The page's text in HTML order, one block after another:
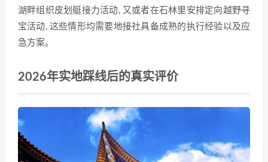
湖畔组织皮划艇接力活动, 又或者在石林里安排定向越野寻
宝活动, 这些情形均需要地接社具备成熟的执行经验以及应
急方案。
2026年实地踩线后的真实评价